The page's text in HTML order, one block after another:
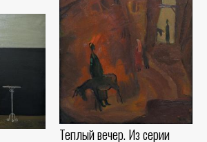
Теплый вечер. Из серии